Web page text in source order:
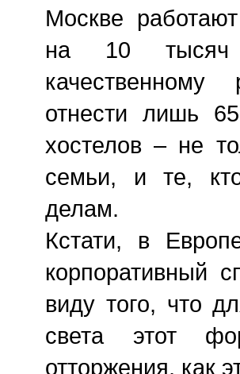
Москве
на 10
отнести лишь
хостелов – не
семьи, и те,
делам.
Кстати, в
корпоративный
виду того, что
света этот
отторжения, как